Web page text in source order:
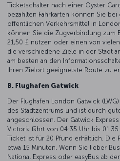
Ticketschalter nach einer Oyster
bezahlten Fahrkarten können Sie
öffentlichen Verkehrsmittel in
können Sie die Zugverbindung zum
21,50 £ nutzen oder einen von
die verschiedene Ziele in der Stadt
am besten an den
Ihren Zielort geeignetste Route zu
B. Flughafen Gatwick
Der Flughafen London Gatwick
des Stadtzentrums und ist durch
angeschlossen. Der Gatwick
Victoria fährt von 04:35 Uhr bis 01:35
Ticket ist für 20 Pfund erhältlich. Die
etwa 15 Minuten. Wenn Sie lieber
National Express oder easyBus ab